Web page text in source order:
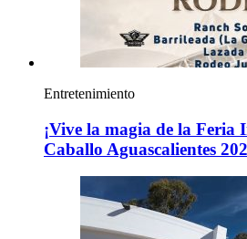
Entretenimiento
¡Vive la magia de la Feria
Caballo Aguascalientes